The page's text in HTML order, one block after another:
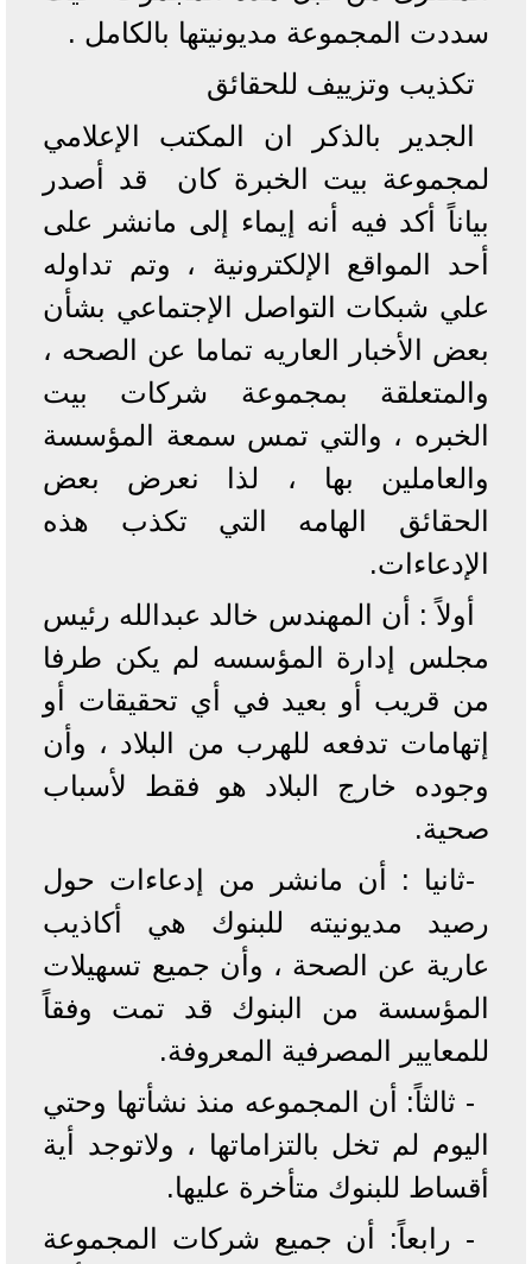
سددت المجموعة مديونيتها بالكامل .
تكذيب وتزييف للحقائق
الجدير بالذكر ان المكتب الإعلامي
لمجموعة بيت الخبرة كان قد أصدر
بياناً أكد فيه أنه إيماء إلى مانشر على
أحد المواقع الإلكترونية ، وتم تداوله
علي شبكات التواصل الإجتماعي بشأن
بعض الأخبار العاريه تماما عن الصحه ،
والمتعلقة بمجموعة شركات بيت
الخبره ، والتي تمس سمعة المؤسسة
والعاملين بها ، لذا نعرض بعض
الحقائق الهامه التي تكذب هذه
الإدعاءات.
أولاً : أن المهندس خالد عبدالله رئيس
مجلس إدارة المؤسسه لم يكن طرفا
من قريب أو بعيد في أي تحقيقات أو
إتهامات تدفعه للهرب من البلاد ، وأن
وجوده خارج البلاد هو فقط لأسباب
صحية.
-ثانيا : أن مانشر من إدعاءات حول
رصيد مديونيته للبنوك هي أكاذيب
عارية عن الصحة ، وأن جميع تسهيلات
المؤسسة من البنوك قد تمت وفقاً
للمعايير المصرفية المعروفة.
- ثالثاً: أن المجموعه منذ نشأتها وحتي
اليوم لم تخل بالتزاماتها ، ولاتوجد أية
أقساط للبنوك متأخرة عليها.
- رابعاً: أن جميع شركات المجموعة